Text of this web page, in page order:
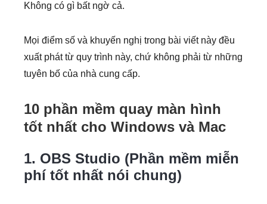
Không có gì bất ngờ cả.
Mọi điểm số và khuyến nghị trong bài viết này đều
xuất phát từ quy trình này, chứ không phải từ những
tuyên bố của nhà cung cấp.
10 phần mềm quay màn hình
tốt nhất cho Windows và Mac
1. OBS Studio (Phần mềm miễn
phí tốt nhất nói chung)